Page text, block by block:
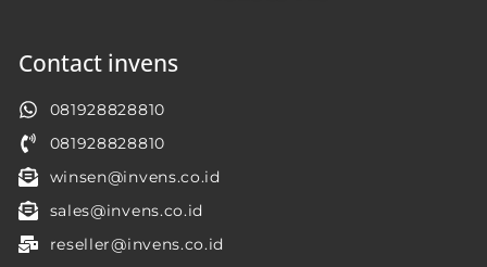
Contact invens
081928828810
081928828810
winsen@invens.co.id
sales@invens.co.id
reseller@invens.co.id